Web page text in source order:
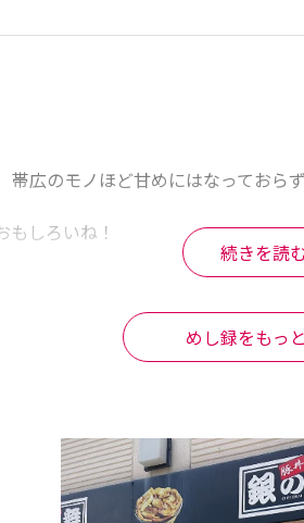
帯のごはんがなくなってしまった
広のモノほど甘めにはなっておらず
しろいね！
めになりましたが、量は多いです。
続きを読
めし録をもっ